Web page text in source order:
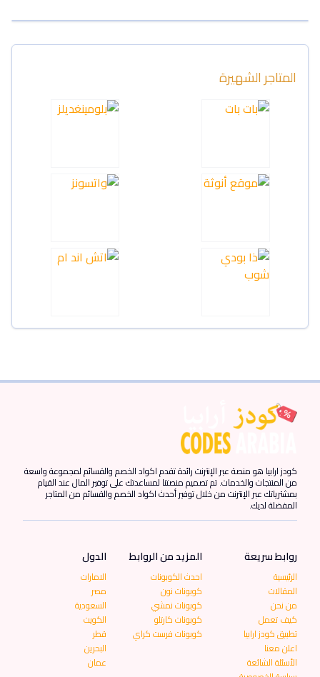
المتاجر الشهيرة
كودز ارابيا هو منصة عبر الإنترنت رائدة تقدم اكواد الخصم والقسائم لمجموعة واسعة
من المنتجات والخدمات. تم تصميم منصتنا لمساعدتك على توفير المال عند القيام
بمشترياتك عبر الإنترنت من خلال توفير أحدث اكواد الخصم والقسائم من المتاجر
المفضلة لديك.
روابط سريعة
الرئيسية
المقالات
من نحن
كيف تعمل
تطبيق كودز ارابيا
اعلن معنا
الأسئلة الشائعة
المزيد من الروابط
احدث الكوبونات
كوبونات نون
كوبونات نمشي
كوبونات كارتلو
كوبونات فرست كراي
الدول
الامارات
مصر
السعودية
الكويت
قطر
البحرين
عمان